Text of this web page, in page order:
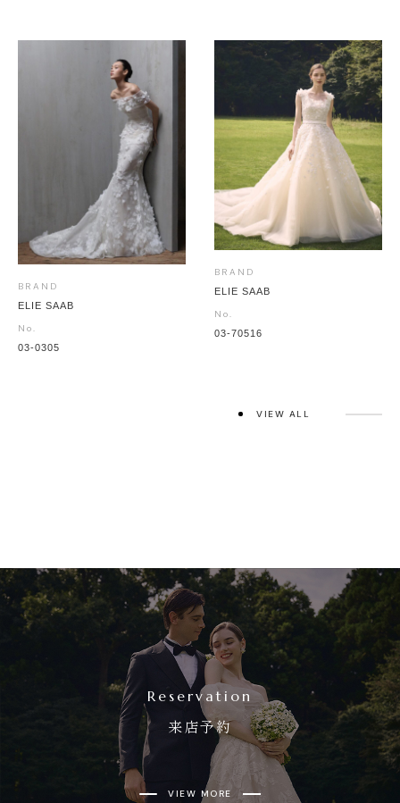
BRAND
ELIE SAAB
No.
03-0305
BRAND
ELIE SAAB
No.
03-70516
VIEW ALL
Reservation
来店予約
VIEW MORE